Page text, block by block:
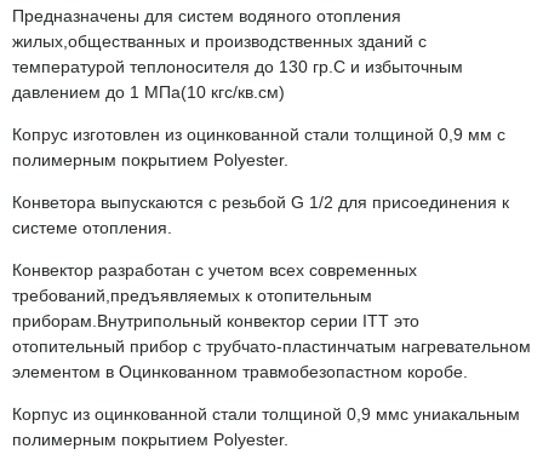
Предназначены для систем водяного отопления
жилых,обществанных и производственных зданий с
температурой теплоносителя до 130 гр.С и избыточным
давлением до 1 МПа(10 кгс/кв.см)
Копрус изготовлен из оцинкованной стали толщиной 0,9 мм с
полимерным покрытием Polyester.
Конветора выпускаются с резьбой G 1/2 для присоединения к
системе отопления.
Конвектор разработан с учетом всех современных
требований,предъявляемых к отопительным
приборам.Внутрипольный конвектор серии ITT это
отопительный прибор с трубчато-пластинчатым нагревательном
элементом в Оцинкованном травмобезопастном коробе.
Корпус из оцинкованной стали толщиной 0,9 ммс униакальным
полимерным покрытием Polyester.